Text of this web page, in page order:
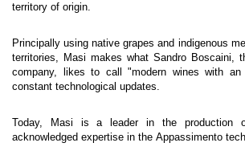
territory of origin.
Principally using native grapes and indigenous
territories, Masi makes what Sandro Boscaini,
company, likes to call "modern wines with an
constant technological updates.
Today, Masi is a leader in the production
acknowledged expertise in the Appassimento